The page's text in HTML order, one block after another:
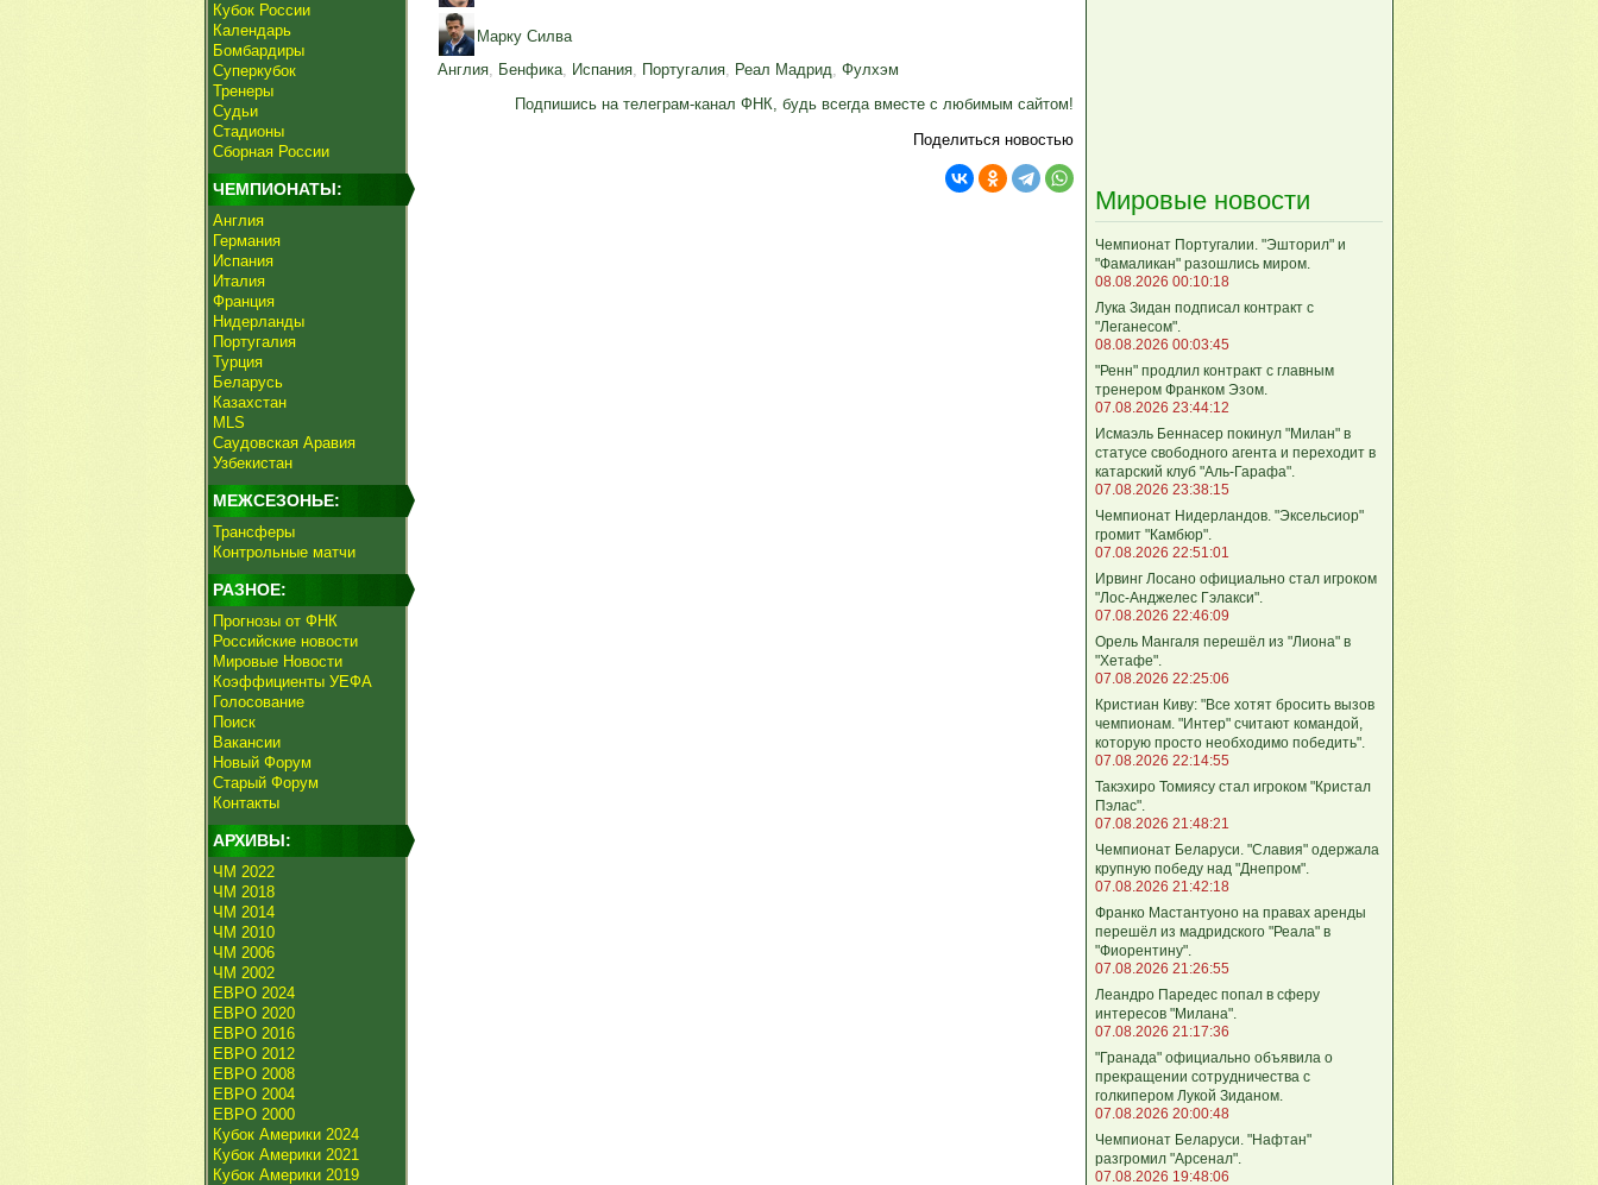
Кубок России
Календарь
Бомбардиры
Суперкубок
Тренеры
Судьи
Стадионы
Сборная России
ЧЕМПИОНАТЫ:
Англия
Германия
Испания
Италия
Франция
Нидерланды
Португалия
Турция
Беларусь
Казахстан
MLS
Саудовская Аравия
Узбекистан
МЕЖСЕЗОНЬЕ:
Трансферы
Контрольные матчи
РАЗНОЕ:
Прогнозы от ФНК
Российские новости
Мировые Новости
Коэффициенты УЕФА
Голосование
Поиск
Вакансии
Новый Форум
Старый Форум
Контакты
АРХИВЫ:
ЧМ 2022
ЧМ 2018
ЧМ 2014
ЧМ 2010
ЧМ 2006
ЧМ 2002
ЕВРО 2024
ЕВРО 2020
ЕВРО 2016
ЕВРО 2012
ЕВРО 2008
ЕВРО 2004
ЕВРО 2000
Кубок Америки 2024
Кубок Америки 2021
Кубок Америки 2019
Марку Силва
Англия, Бенфика, Испания, Португалия, Реал Мадрид, Фулхэм
Подпишись на телеграм-канал ФНК, будь всегда вместе с любимым сайтом!
Поделиться новостью
Мировые новости
Чемпионат Португалии. "Эшторил" и
"Фамаликан" разошлись миром.
08.08.2026 00:10:18
Лука Зидан подписал контракт с
"Леганесом".
08.08.2026 00:03:45
"Ренн" продлил контракт с главным
тренером Франком Эзом.
07.08.2026 23:44:12
Исмаэль Беннасер покинул "Милан" в
статусе свободного агента и переходит в
катарский клуб "Аль-Гарафа".
07.08.2026 23:38:15
Чемпионат Нидерландов. "Эксельсиор"
громит "Камбюр".
07.08.2026 22:51:01
Ирвинг Лосано официально стал игроком
"Лос-Анджелес Гэлакси".
07.08.2026 22:46:09
Орель Мангаля перешёл из "Лиона" в
"Хетафе".
07.08.2026 22:25:06
Кристиан Киву: "Все хотят бросить вызов
чемпионам. "Интер" считают командой,
которую просто необходимо победить".
07.08.2026 22:14:55
Такэхиро Томиясу стал игроком "Кристал
Пэлас".
07.08.2026 21:48:21
Чемпионат Беларуси. "Славия" одержала
крупную победу над "Днепром".
07.08.2026 21:42:18
Франко Мастантуоно на правах аренды
перешёл из мадридского "Реала" в
"Фиорентину".
07.08.2026 21:26:55
Леандро Паредес попал в сферу
интересов "Милана".
07.08.2026 21:17:36
"Гранада" официально объявила о
прекращении сотрудничества с
голкипером Лукой Зиданом.
07.08.2026 20:00:48
Чемпионат Беларуси. "Нафтан"
разгромил "Арсенал".
07.08.2026 19:48:06